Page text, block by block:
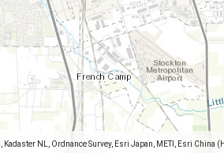
NL, Ordnance Survey, Esri Japan, METI, Esri